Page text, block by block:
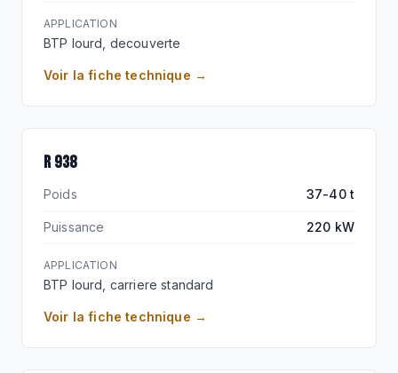
APPLICATION
BTP lourd, decouverte
Voir la fiche technique →
R 938
Poids 37-40 t
Puissance 220 kW
APPLICATION
BTP lourd, carriere standard
Voir la fiche technique →